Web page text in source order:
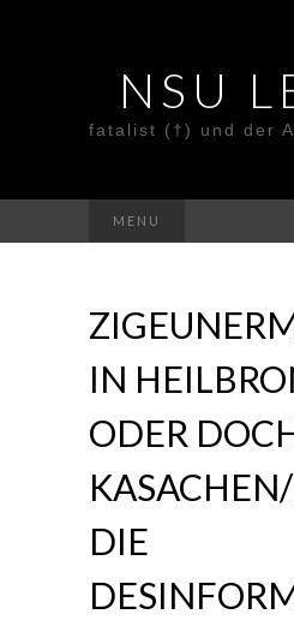
NSU
fatalist (†) und der
MENU
IN
ODER
DIE